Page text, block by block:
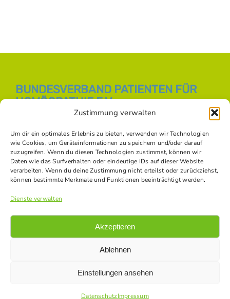
Zustimmung verwalten
Um dir ein optimales Erlebnis zu bieten, verwenden wir Technologien
wie Cookies, um Geräteinformationen zu speichern und/oder darauf
zuzugreifen. Wenn du diesen Technologien zustimmst, können wir
Daten wie das Surfverhalten oder eindeutige IDs auf dieser Website
verarbeiten. Wenn du deine Zustimmung nicht erteilst oder zurückziehst,
können bestimmte Merkmale und Funktionen beeinträchtigt werden.
Dienste verwalten
Akzeptieren
Ablehnen
Einstellungen ansehen
DatenschutzImpressum
BUNDESVERBAND PATIENTEN FÜR
HOMÖOPATHIE E.V.
E-Mail:
info [at] bph-online.de
Webseite:Homöopathie Online
SOZIALE NETZWERKE
Datenschutz|Impressum|Kontakt